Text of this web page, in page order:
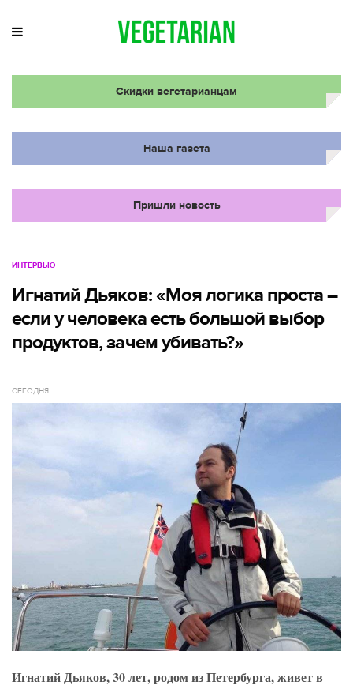
Скидки вегетарианцам
Наша газета
Пришли новость
ИНТЕРВЬЮ
Игнатий Дьяков: «Моя логика проста –
если у человека есть большой выбор
продуктов, зачем убивать?»
СЕГОДНЯ
Игнатий Дьяков, 30 лет, родом из Петербурга, живет в